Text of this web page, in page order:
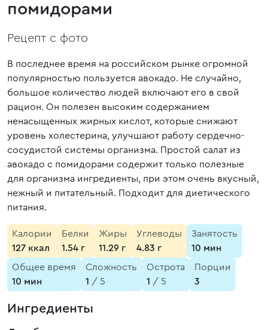
помидорами
Рецепт с фото
В последнее время на российском рынке огромной
популярностью пользуется авокадо. Не случайно,
большое количество людей включают его в свой
рацион. Он полезен высоким содержанием
ненасыщенных жирных кислот, которые снижают
уровень холестерина, улучшают работу сердечно-
сосудистой системы организма. Простой салат из
авокадо с помидорами содержит только полезные
для организма ингредиенты, при этом очень вкусный,
нежный и питательный. Подходит для диетического
питания.
Калории
127 ккал
Белки
1.54 г
Жиры
11.29 г
Углеводы
4.83 г
Занятость
10 мин
Общее время
10 мин
Сложность
1 / 5
Острота
1 / 5
Порции
3
Ингредиенты